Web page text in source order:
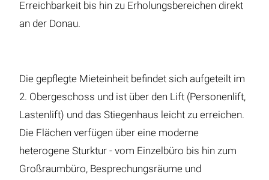
Erreichbarkeit bis hin zu Erholungsbereichen direkt
an der Donau.
Die gepflegte Mieteinheit befindet sich aufgeteilt im
2. Obergeschoss und ist über den Lift (Personenlift,
Lastenlift) und das Stiegenhaus leicht zu erreichen.
Die Flächen verfügen über eine moderne
heterogene Sturktur - vom Einzelbüro bis hin zum
Großraumbüro, Besprechungsräume und